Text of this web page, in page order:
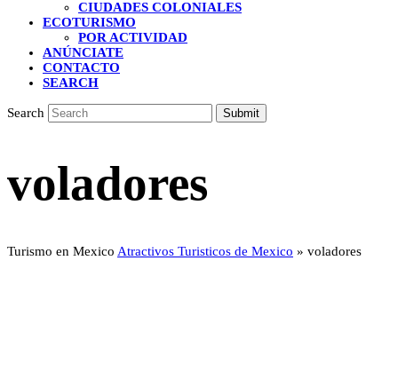
CIUDADES COLONIALES
ECOTURISMO
POR ACTIVIDAD
ANÚNCIATE
CONTACTO
SEARCH
Search Submit
voladores
Turismo en Mexico Atractivos Turisticos de Mexico » voladores